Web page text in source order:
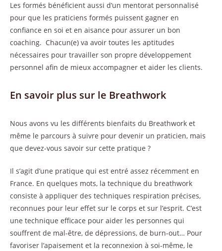
Les formés bénéficient aussi d’un mentorat personnalisé
pour que les praticiens formés puissent gagner en
confiance en soi et en aisance pour assurer un bon
coaching. Chacun(e) va avoir toutes les aptitudes
nécessaires pour travailler son propre développement
personnel afin de mieux accompagner et aider les clients.
En savoir plus sur le Breathwork
Nous avons vu les différents bienfaits du Breathwork et
même le parcours à suivre pour devenir un praticien, mais
que devez-vous savoir sur cette pratique ?
Il s’agit d’une pratique qui est entré assez récemment en
France. En quelques mots, la technique du breathwork
consiste à appliquer des techniques respiration précises,
reconnues pour leur effet sur le corps et sur l’esprit. C’est
une technique efficace pour aider les personnes qui
souffrent de mal-être, de dépressions, de burn-out… Pour
favoriser l’apaisement et la reconnexion à soi-même, le